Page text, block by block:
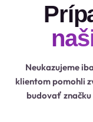
Neukazujeme
klientom pomohli
budovať